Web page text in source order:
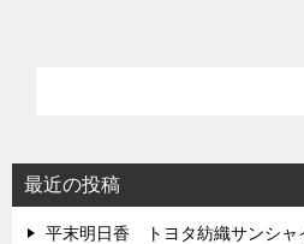
最近の投稿
平末明日香 トヨタ紡織サンシャ